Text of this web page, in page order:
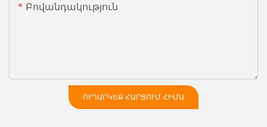
Բովանդակություն
ՈՒՂԱՐԿԵՔ ՀԱՐՑՈՒՄ ՀԻՄԱ